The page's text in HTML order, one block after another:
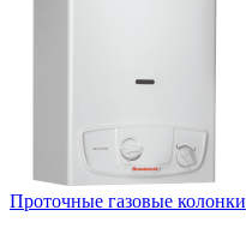
Проточные газовые колонки